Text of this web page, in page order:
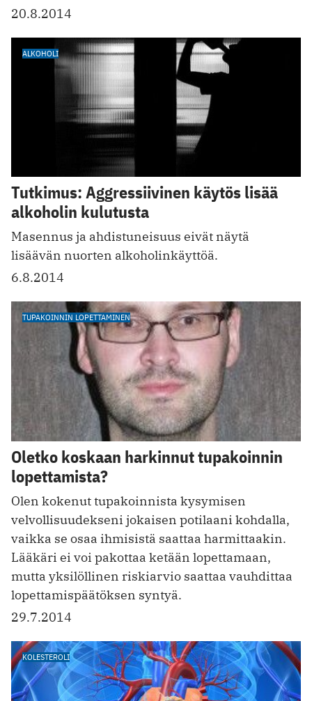
20.8.2014
ALKOHOLI
Tutkimus: Aggressiivinen käytös lisää
alkoholin kulutusta
Masennus ja ahdistuneisuus eivät näytä
lisäävän nuorten alkoholinkäyttöä.
6.8.2014
TUPAKOINNIN LOPETTAMINEN
Oletko koskaan harkinnut tupakoinnin
lopettamista?
Olen kokenut tupakoinnista kysymisen
velvollisuudekseni jokaisen potilaani kohdalla,
vaikka se osaa ihmisistä saattaa harmittaakin.
Lääkäri ei voi pakottaa ketään lopettamaan,
mutta yksilöllinen riskiarvio saattaa vauhdittaa
lopettamispäätöksen syntyä.
29.7.2014
KOLESTEROLI